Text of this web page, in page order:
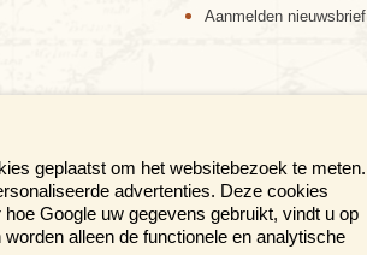
zekerheid
Aanmelden nieuwsbrief
geplaatst om het websitebezoek te meten.
advertenties. Deze cookies
Google uw gegevens gebruikt, vindt u op
alleen de functionele en analytische
×